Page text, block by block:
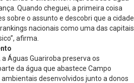
Quando cheguei, a primeira coisa
sobre o assunto e descobri que a cidade
nacionais como uma das capitais
afirma.
Águas Guariroba preserva os
da água que abastece Campo
desenvolvidos junto a donos